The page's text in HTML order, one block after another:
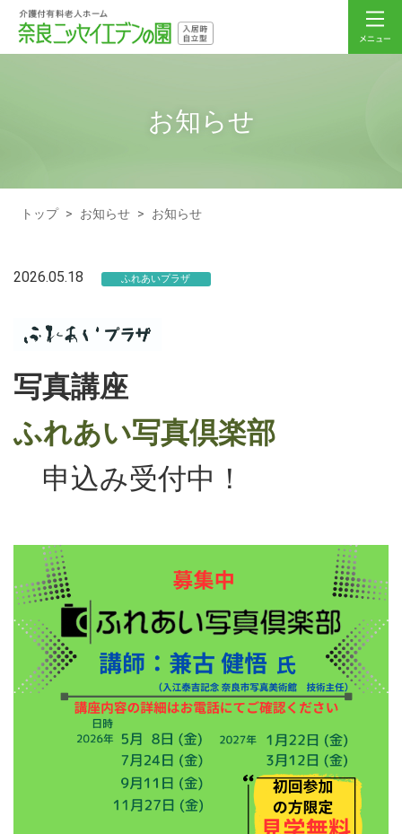
お知らせ
トップ > お知らせ > お知らせ
2026.05.18 ふれあいプラザ
写真講座
ふれあい写真倶楽部
申込み受付中！